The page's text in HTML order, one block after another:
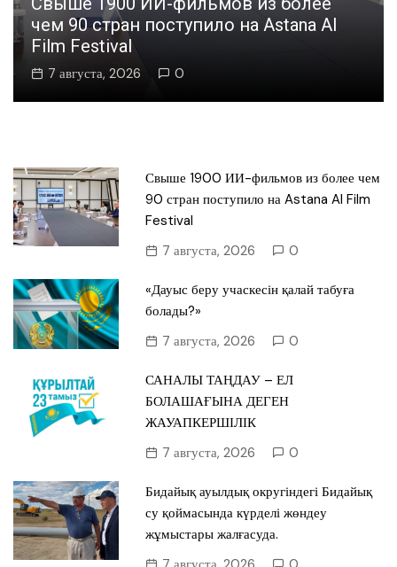
чем 90 стран поступило на Astana AI
Film Festival
7 августа, 2026 0
Свыше 1900 ИИ-фильмов из более чем
90 стран поступило на Astana AI Film
Festival
7 августа, 2026
0
«Дауыс беру учаскесін қалай табуға
болады?»
7 августа, 2026
0
САНАЛЫ ТАҢДАУ – ЕЛ
БОЛАШАҒЫНА ДЕГЕН
ЖАУАПКЕРШІЛІК
7 августа, 2026
0
Бидайық ауылдық округіндегі Бидайық
су қоймасында күрделі жөндеу
жұмыстары жалғасуда.